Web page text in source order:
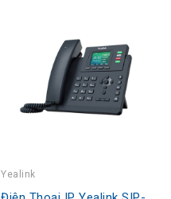
Yealink